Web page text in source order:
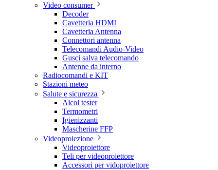
Video consumer
Decoder
Cavetteria HDMI
Cavetteria Antenna
Connettori antenna
Telecomandi Audio-Video
Gusci salva telecomando
Antenne da interno
Radiocomandi e KIT
Stazioni meteo
Salute e sicurezza
Alcol tester
Termometri
Igienizzanti
Mascherine FFP
Videoproiezione
Videoproiettore
Teli per videoproiettore
Accessori per vidoproiettore